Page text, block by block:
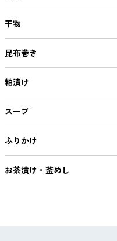
干物
昆布巻き
粕漬け
スープ
ふりかけ
お茶漬け・釜めし